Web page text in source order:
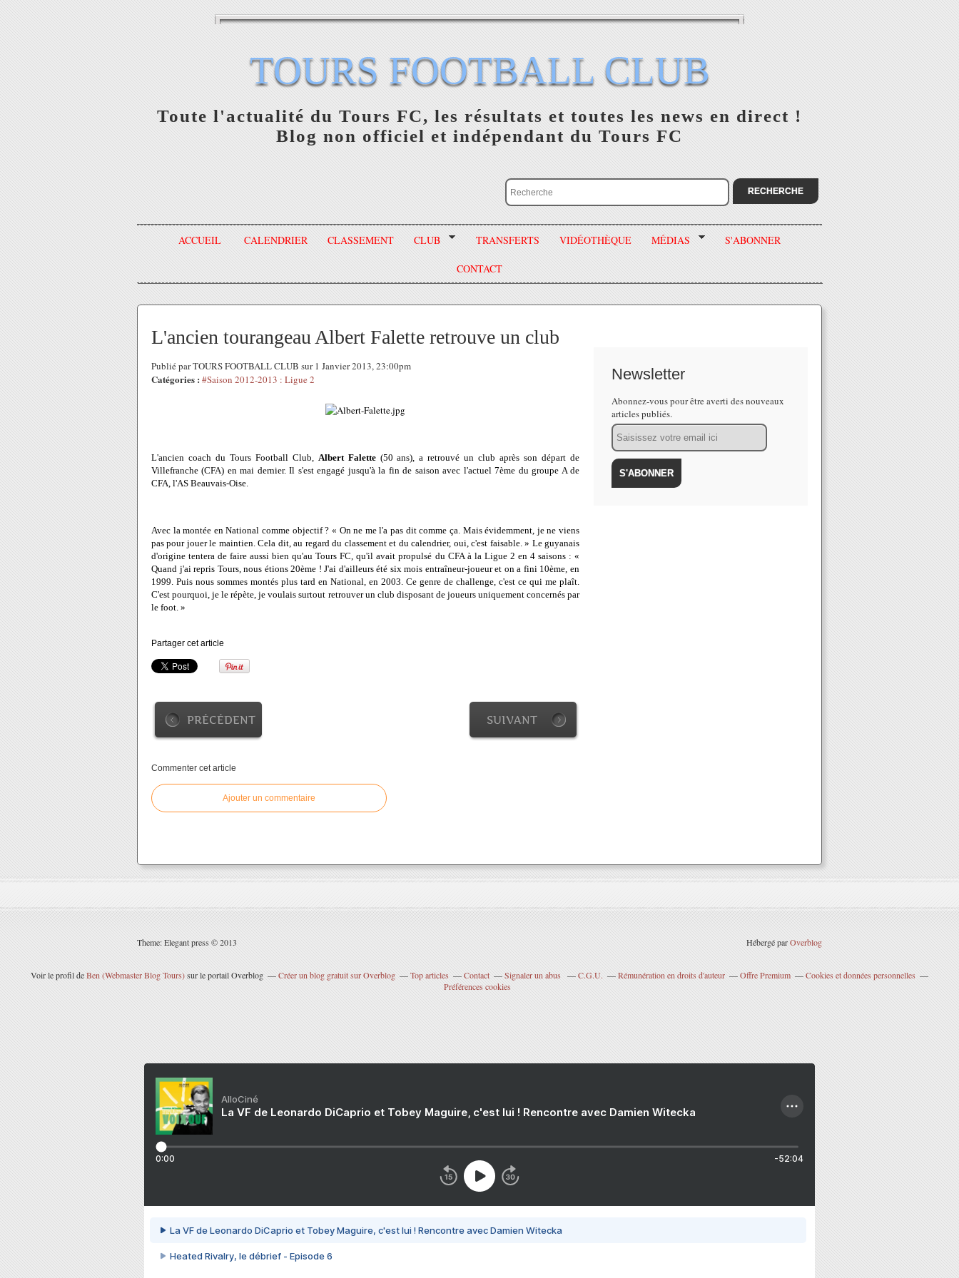
TOURS FOOTBALL CLUB
Toute l'actualité du Tours FC, les résultats et toutes les news en direct !
Blog non officiel et indépendant du Tours FC
ACCUEIL CALENDRIER CLASSEMENT CLUB TRANSFERTS VIDÉOTHÈQUE MÉDIAS S'ABONNER
CONTACT
L'ancien tourangeau Albert Falette retrouve un club
Publié par TOURS FOOTBALL CLUB sur 1 Janvier 2013, 23:00pm
Catégories : #Saison 2012-2013 : Ligue 2
L'ancien coach du Tours Football Club, Albert Falette(50 ans), a retrouvé un club après son départ de
Villefranche (CFA) en mai dernier. Il s'est engagé jusqu'à la fin de saison avec l'actuel 7ème du groupe A de
CFA, l'AS Beauvais-Oise.
Avec la montée en National comme objectif ? « On ne me l'a pas dit comme ça. Mais évidemment, je ne viens
pas pour jouer le maintien. Cela dit, au regard du classement et du calendrier, oui, c'est faisable. » Le guyanais
d'origine tentera de faire aussi bien qu'au Tours FC, qu'il avait propulsé du CFA à la Ligue 2 en 4 saisons : «
Quand j'ai repris Tours, nous étions 20ème ! J'ai d'ailleurs été six mois entraîneur-joueur et on a fini 10ème, en
1999. Puis nous sommes montés plus tard en National, en 2003. Ce genre de challenge, c'est ce qui me plaît.
C'est pourquoi, je le répète, je voulais surtout retrouver un club disposant de joueurs uniquement concernés par
le foot. »
Partager cet article
PRÉCÉDENT SUIVANT
Commenter cet article
Ajouter un commentaire
Newsletter
Abonnez-vous pour être averti des nouveaux
articles publiés.
Email
Theme: Elegant press © 2013 Hébergé parOverblog
Voir le profil deBen (Webmaster Blog Tours)sur le portail Overblog Créer un blog gratuit sur Overblog Top articles Contact Signaler un abus C.G.U. Rémunération en droits d'auteur Offre Premium
Cookies et données personnelles
Préférences cookies
AlloCiné
La VF de Leonardo DiCaprio et Tobey Maguire, c'est lui ! Rencontre avec Damien Witecka
0:00 -52:04
La VF de Leonardo DiCaprio et Tobey Maguire, c'est lui ! Rencontre avec Damien Witecka
Heated Rivalry, le débrief - Episode 6